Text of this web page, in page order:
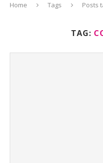
Home Tags Posts
TAG: